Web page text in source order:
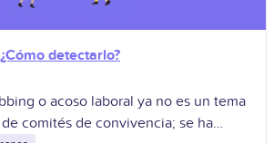
detectarlo?
o acoso laboral ya no es un tema
comités de convivencia; se ha